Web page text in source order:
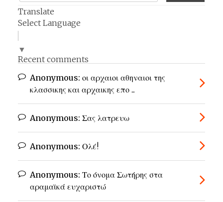
Translate
Select Language
▼
Recent comments
Anonymous: οι αρχαιοι αθηναιοι της
κλασσικης και αρχαικης επο ...
Anonymous: Σας λατρευω
Anonymous: Ολέ!
Anonymous: Το όνομα Σωτήρης στα
αραμαϊκά ευχαριστώ